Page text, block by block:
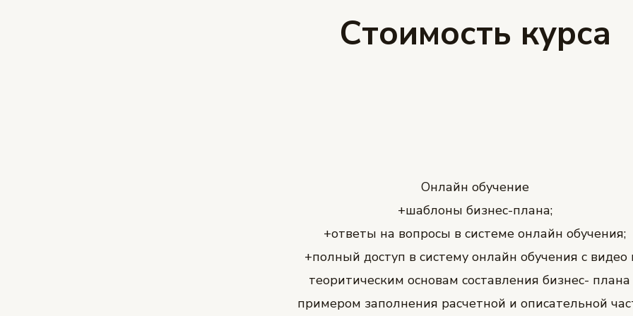
Стоимость курса
Онлайн обучение
+шаблоны бизнес-плана;
+ответы на вопросы в системе онлайн обучения;
+полный доступ в систему онлайн обучения c видео
теоритическим основам составления бизнес- плана
примером заполнения расчетной и описательной